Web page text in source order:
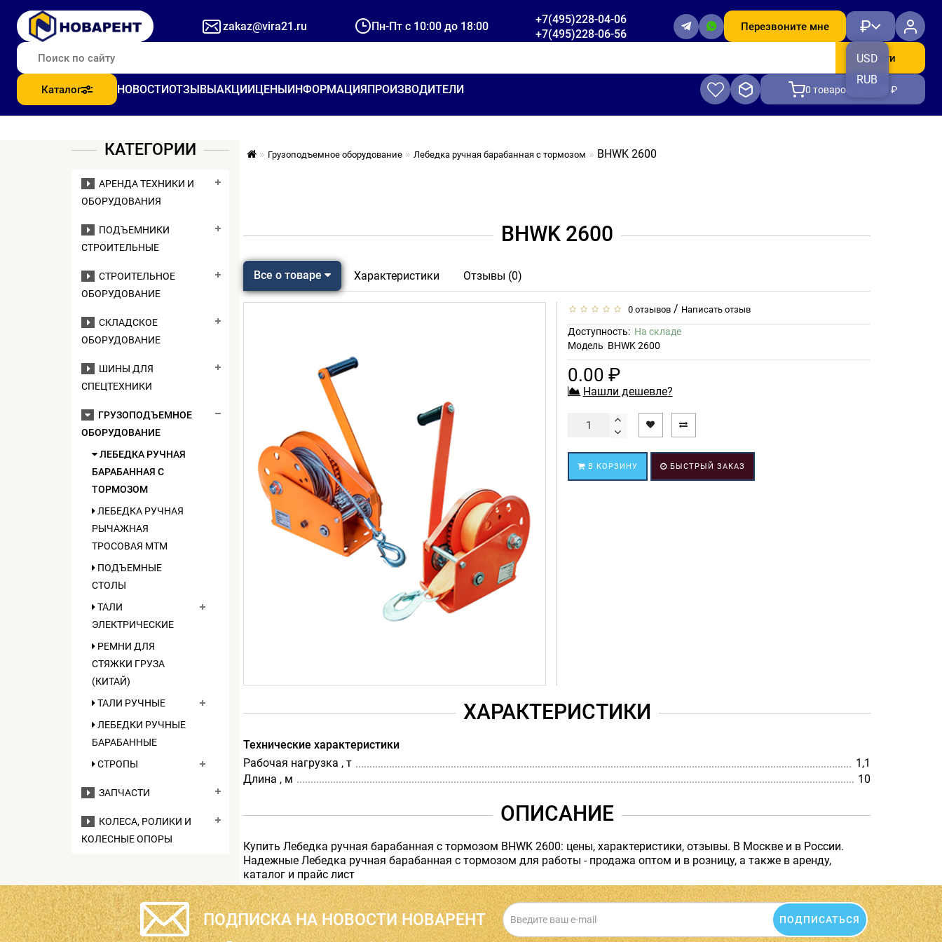
zakaz@vira21.ru Пн-Пт с 10:00 до 18:00
+7(495)228-04-06
+7(495)228-06-56
Перезвоните мне ₽
USD
RUB
Найти
Каталог НОВОСТИОТЗЫВЫАКЦИИЦЕНЫИНФОРМАЦИЯПРОИЗВОДИТЕЛИ 0 товаров, на 0.00 ₽
КАТЕГОРИИ
АРЕНДА ТЕХНИКИ И
ОБОРУДОВАНИЯ
ПОДЪЕМНИКИ
СТРОИТЕЛЬНЫЕ
СТРОИТЕЛЬНОЕ
ОБОРУДОВАНИЕ
СКЛАДСКОЕ
ОБОРУДОВАНИЕ
ШИНЫ ДЛЯ
СПЕЦТЕХНИКИ
ГРУЗОПОДЪЕМНОЕ
ОБОРУДОВАНИЕ
ЛЕБЕДКА РУЧНАЯ
БАРАБАННАЯ С
ТОРМОЗОМ
ЛЕБЕДКА РУЧНАЯ
РЫЧАЖНАЯ
ТРОСОВАЯ МТМ
ПОДЪЕМНЫЕ
СТОЛЫ
ТАЛИ
ЭЛЕКТРИЧЕСКИЕ
РЕМНИ ДЛЯ
СТЯЖКИ ГРУЗА
(КИТАЙ)
ТАЛИ РУЧНЫЕ
ЛЕБЕДКИ РУЧНЫЕ
БАРАБАННЫЕ
СТРОПЫ
ЗАПЧАСТИ
КОЛЕСА, РОЛИКИ И
КОЛЕСНЫЕ ОПОРЫ
Грузоподъемное оборудование Лебедка ручная барабанная с тормозом BHWK 2600
BHWK 2600
Все о товаре Характеристики Отзывы (0)
0 отзывов / Написать отзыв
Доступность: На складе
Модель BHWK 2600
0.00 ₽
Нашли дешевле?
В КОРЗИНУ БЫСТРЫЙ ЗАКАЗ
ХАРАКТЕРИСТИКИ
Технические характеристики
Рабочая нагрузка , т
1,1
Длина , м
10
ОПИСАНИЕ
Купить Лебедка ручная барабанная с тормозом BHWK 2600: цены, характеристики, отзывы. В Москве и в России.
Надежные Лебедка ручная барабанная с тормозом для работы - продажа оптом и в розницу, а также в аренду,
каталог и прайс лист
ПОДПИСКА НА НОВОСТИ НОВАРЕНТ ПОДПИСАТЬСЯ